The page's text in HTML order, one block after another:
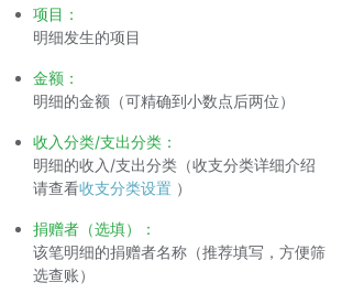
项目：
明细发生的项目
金额：
明细的金额（可精确到小数点后两位）
收入分类/支出分类：
明细的收入/支出分类（收支分类详细介绍
请查看收支分类设置 ）
捐赠者（选填）：
该笔明细的捐赠者名称（推荐填写，方便筛
选查账）